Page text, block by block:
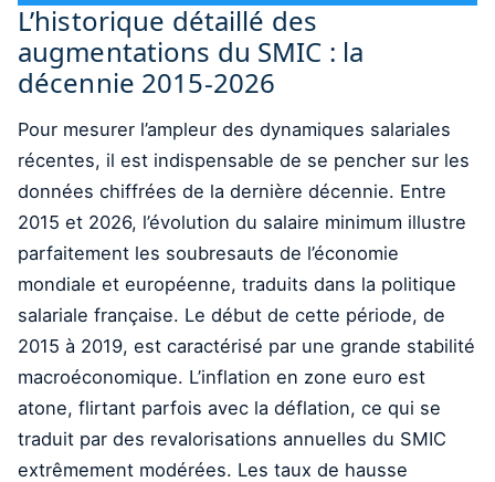
L’historique détaillé des
augmentations du SMIC : la
décennie 2015-2026
Pour mesurer l’ampleur des dynamiques salariales
récentes, il est indispensable de se pencher sur les
données chiffrées de la dernière décennie. Entre
2015 et 2026, l’évolution du salaire minimum illustre
parfaitement les soubresauts de l’économie
mondiale et européenne, traduits dans la politique
salariale française. Le début de cette période, de
2015 à 2019, est caractérisé par une grande stabilité
macroéconomique. L’inflation en zone euro est
atone, flirtant parfois avec la déflation, ce qui se
traduit par des revalorisations annuelles du SMIC
extrêmement modérées. Les taux de hausse